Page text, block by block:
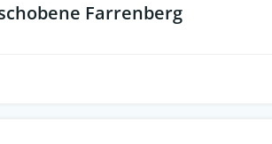
Farrenberg